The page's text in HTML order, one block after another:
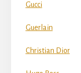
Gucci
Guerlain
Christian Dior